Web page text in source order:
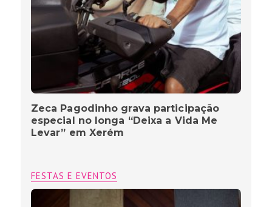
Zeca Pagodinho grava participação
especial no longa “Deixa a Vida Me
Levar” em Xerém
FESTAS E EVENTOS